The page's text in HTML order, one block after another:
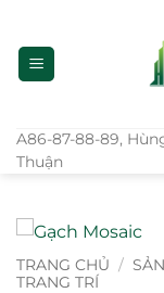
A86-87-88-89,
Thuận
TRANG CHỦ /
TRANG TRÍ